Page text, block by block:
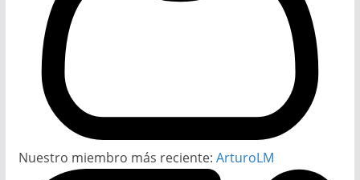
Nuestro miembro más reciente: ArturoLM